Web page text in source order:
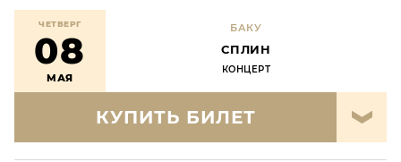
ЧЕТВЕРГ
08
МАЯ
БАКУ
СПЛИН
КОНЦЕРТ
КУПИТЬ БИЛЕТ